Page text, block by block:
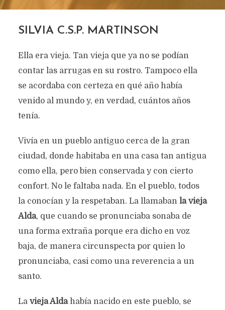
SILVIA C.S.P. MARTINSON
Ella era vieja. Tan vieja que ya no se podían
contar las arrugas en su rostro. Tampoco ella
se acordaba con certeza en qué año había
venido al mundo y, en verdad, cuántos años
tenía.
Vivía en un pueblo antiguo cerca de la gran
ciudad, donde habitaba en una casa tan antigua
como ella, pero bien conservada y con cierto
confort. No le faltaba nada. En el pueblo, todos
la conocían y la respetaban. La llamaban la vieja
Alda, que cuando se pronunciaba sonaba de
una forma extraña porque era dicho en voz
baja, de manera circunspecta por quien lo
pronunciaba, casi como una reverencia a un
santo.
La vieja Aldahabía nacido en este pueblo, se